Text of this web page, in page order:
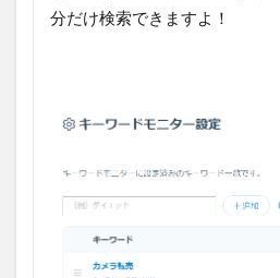
分だけ検索できますよ！